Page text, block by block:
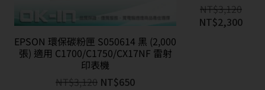
EPSON 環保碳粉匣 S050614 黑 (2,000
張) 適用 C1700/C1750/CX17NF 雷射
印表機
NT$3,120 NT$650
NT$3,120
NT$2,300